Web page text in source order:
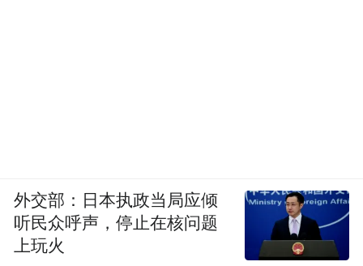
外交部：日本执政当局应倾
听民众呼声，停止在核问题
上玩火